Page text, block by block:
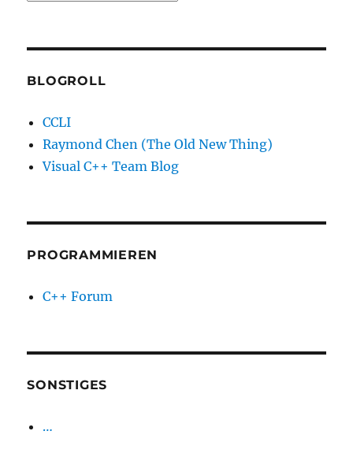
BLOGROLL
CCLI
Raymond Chen (The Old New Thing)
Visual C++ Team Blog
PROGRAMMIEREN
C++ Forum
SONSTIGES
…